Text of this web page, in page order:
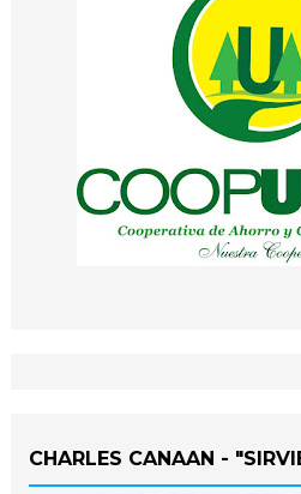
CHARLES CANAAN -